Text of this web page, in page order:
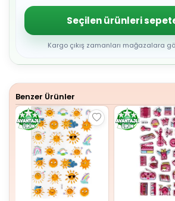
2
3
4
5
6
8
Seçilen ürünleri
Kargo çıkış zamanları mağazalara
Benzer Ürünler